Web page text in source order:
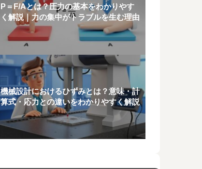
P＝F/Aとは？圧力の基本をわかりやす
く解説｜力の集中がトラブルを生む理由
機械設計におけるひずみとは？意味・計
算式・応力との違いをわかりやすく解説